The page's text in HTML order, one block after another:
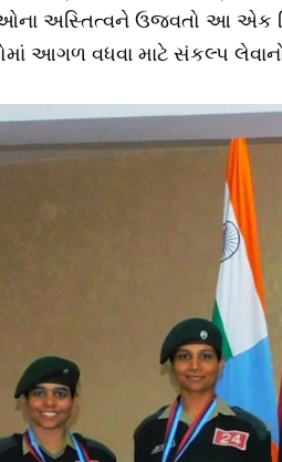
અસ્તિત્વને ઉજવતો આ એક
આગળ વધવા માટે સંકલ્પ